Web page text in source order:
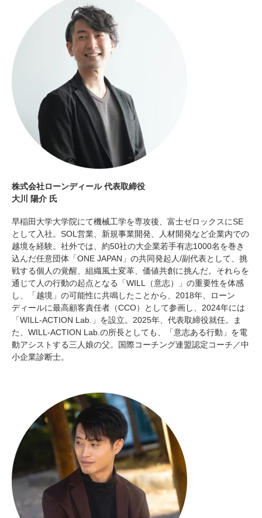
株式会社ローンディール 代表取締役
大川 陽介 氏
早稲田大学大学院にて機械工学を専攻後、富士ゼロックスにSE
として入社。SOL営業、新規事業開発、人材開発など企業内での
越境を経験。社外では、約50社の大企業若手有志1000名を巻き
込んだ任意団体「ONE JAPAN」の共同発起人/副代表として、挑
戦する個人の覚醒、組織風土変革、価値共創に挑んだ。それらを
通じて人の行動の起点となる「WILL（意志）」の重要性を体感
し、「越境」の可能性に共鳴したことから、2018年、ローン
ディールに最高顧客責任者（CCO）として参画し、2024年には
「WILL-ACTION Lab.」を設立。2025年、代表取締役就任。ま
た、WILL-ACTION Lab.の所長としても、「意志ある行動」を電
動アシストする三人娘の父。国際コーチング連盟認定コーチ／中
小企業診断士。